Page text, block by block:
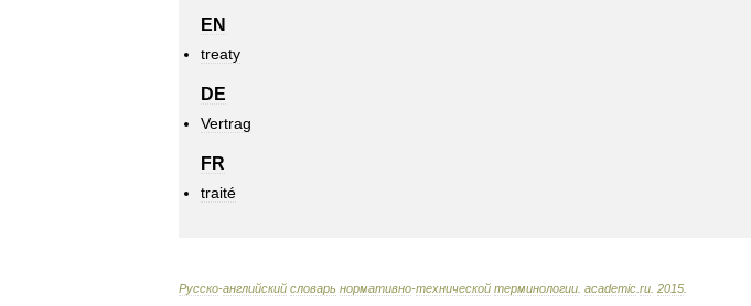
EN
treaty
DE
Vertrag
FR
traité
Русско-английский словарь нормативно-технической терминологии academic ru 2015